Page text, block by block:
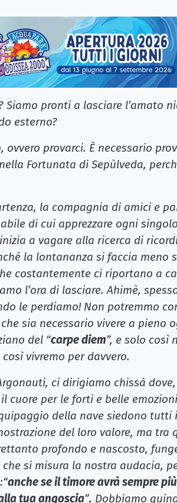
Siamo pronti a lasciare l’amato
esterno?
ovvero provarci. È necessario
Fortunata di Sepùlveda,
la compagnia di amici e
di cui apprezzare ogni
a vagare alla ricerca di
la lontananza si faccia meno
costantemente ci riportano a
l’ora di lasciare. Ahimè,
le perdiamo! Non potremmo
sia necessario vivere a pieno
del “carpe diem”, e solo così
vivremo per davvero.
ci dirigiamo chissà
cuore per le forti e belle
della nave siedono
del loro valore, ma tra
profondo e nascosto,
si misura la nostra audacia,
anche se il timore avrà sempre
tua angoscia”. Dobbiamo